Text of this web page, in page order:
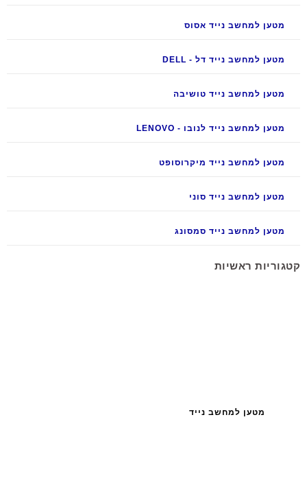
מטען למחשב נייד אסוס
מטען למחשב נייד דל - DELL
מטען למחשב נייד טושיבה
מטען למחשב נייד לנובו - LENOVO
מטען למחשב נייד מיקרוסופט
מטען למחשב נייד סוני
מטען למחשב נייד סמסונג
קטגוריות ראשיות
מטען למחשב נייד